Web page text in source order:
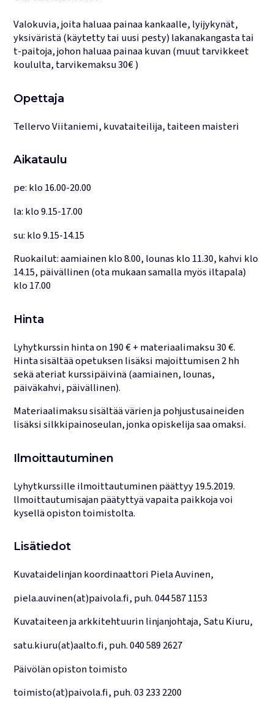
Valokuvia, joita haluaa painaa kankaalle, lyijykynät,
yksiväristä (käytetty tai uusi pesty) lakanakangasta tai
t-paitoja, johon haluaa painaa kuvan (muut tarvikkeet
koululta, tarvikemaksu 30€ )
Opettaja
Tellervo Viitaniemi, kuvataiteilija, taiteen maisteri
Aikataulu
pe: klo 16.00-20.00
la: klo 9.15-17.00
su: klo 9.15-14.15
Ruokailut: aamiainen klo 8.00, lounas klo 11.30, kahvi klo
14.15, päivällinen (ota mukaan samalla myös iltapala)
klo 17.00
Hinta
Lyhytkurssin hinta on 190 € + materiaalimaksu 30 €.
Hinta sisältää opetuksen lisäksi majoittumisen 2 hh
sekä ateriat kurssipäivinä (aamiainen, lounas,
päiväkahvi, päivällinen).
Materiaalimaksu sisältää värien ja pohjustusaineiden
lisäksi silkkipainoseulan, jonka opiskelija saa omaksi.
Ilmoittautuminen
Lyhytkurssille ilmoittautuminen päättyy 19.5.2019.
llmoittautumisajan päätyttyä vapaita paikkoja voi
kysellä opiston toimistolta.
Lisätiedot
Kuvataidelinjan koordinaattori Piela Auvinen,
piela.auvinen(at)paivola.fi, puh. 044 587 1153
Kuvataiteen ja arkkitehtuurin linjanjohtaja, Satu Kiuru,
satu.kiuru(at)aalto.fi, puh. 040 589 2627
Päivölän opiston toimisto
toimisto(at)paivola.fi, puh. 03 233 2200